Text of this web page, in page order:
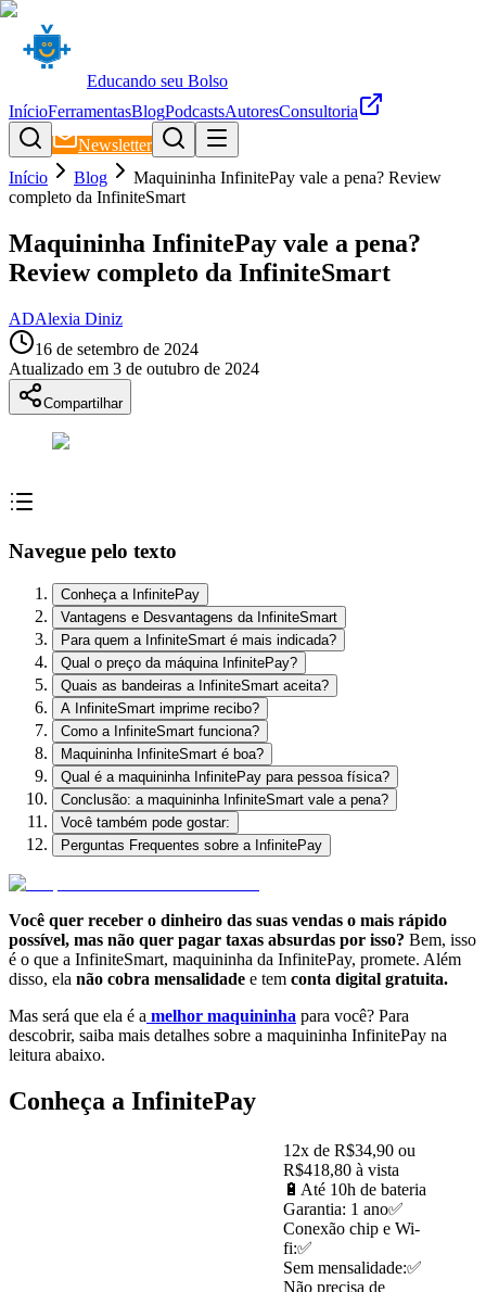
Educando seu Bolso
InícioFerramentasBlogPodcastsAutoresConsultoria
Newsletter
Início
Blog
Maquininha InfinitePay vale a pena? Review
completo da InfiniteSmart
Maquininha InfinitePay vale a pena?
Review completo da InfiniteSmart
ADAlexia Diniz
16 de setembro de 2024
Atualizado em 3 de outubro de 2024
Compartilhar
Navegue pelo texto
Conheça a InfinitePay
Vantagens e Desvantagens da InfiniteSmart
Para quem a InfiniteSmart é mais indicada?
Qual o preço da máquina InfinitePay?
Quais as bandeiras a InfiniteSmart aceita?
A InfiniteSmart imprime recibo?
Como a InfiniteSmart funciona?
Maquininha InfiniteSmart é boa?
Qual é a maquininha InfinitePay para pessoa física?
Conclusão: a maquininha InfiniteSmart vale a pena?
Você também pode gostar:
Perguntas Frequentes sobre a InfinitePay
Você quer receber o dinheiro das suas vendas o mais rápido
possível, mas não quer pagar taxas absurdas por isso? Bem, isso
é o que a InfiniteSmart, maquininha da InfinitePay, promete. Além
disso, ela não cobra mensalidade e tem conta digital gratuita.
Mas será que ela é a melhor maquininha para você? Para
descobrir, saiba mais detalhes sobre a maquininha InfinitePay na
leitura abaixo.
Conheça a InfinitePay
12x de R$34,90 ou
R$418,80 à vista
🔋Até 10h de bateria
Garantia: 1 ano✅
Conexão chip e Wi-
fi:✅
Sem mensalidade:✅
Não precisa de